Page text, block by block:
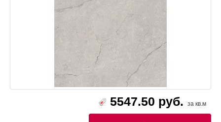
5547.50 руб. за кв.м